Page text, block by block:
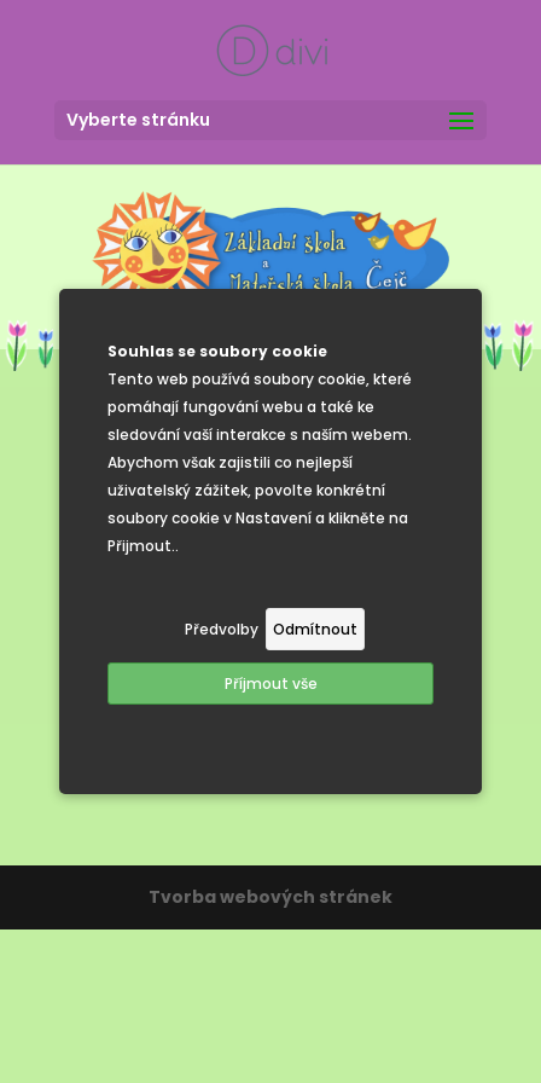
Souhlas se soubory cookie
Tento web používá soubory cookie, které
pomáhají fungování webu a také ke
sledování vaší interakce s naším webem.
Abychom však zajistili co nejlepší
uživatelský zážitek, povolte konkrétní
soubory cookie v Nastavení a klikněte na
Přijmout..
Předvolby Odmítnout
Příjmout vše
Vyberte stránku
Návštěva
družiny ve
šlechtitelské
stanici
Tvorba webových stránek